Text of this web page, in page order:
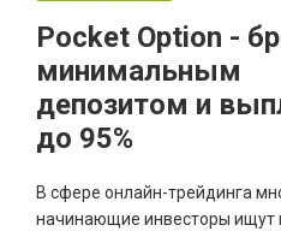
этапе специалист уточняет
основные задачи, целевую а...
Pocket Option -
минимальным
депозитом и
до 95%
В сфере онлайн-трейдинга
начинающие инвесторы ищут